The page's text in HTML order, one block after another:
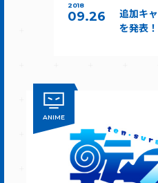
2018
09.26
追加キ
を発表！
ANIME